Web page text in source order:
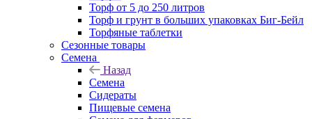
Торф от 5 до 250 литров
Торф и грунт в больших упаковках Биг-Бейл
Торфяные таблетки
Сезонные товары
Семена
Назад
Семена
Сидераты
Пищевые семена